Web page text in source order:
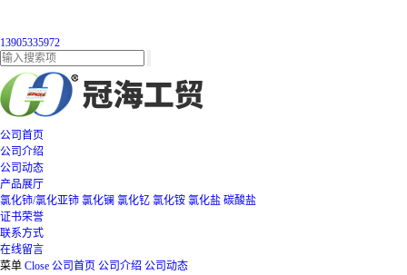
13905335972
公司首页
公司介绍
公司动态
产品展厅
氯化铈/氯化亚铈 氯化镧 氯化钇 氯化铵 氯化盐 碳酸盐
证书荣誉
联系方式
在线留言
菜单 Close 公司首页 公司介绍 公司动态